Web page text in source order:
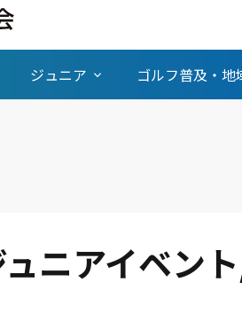
ジュニア ゴルフ普及・地
ュニアイベ